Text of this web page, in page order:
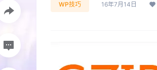
WP技巧 16年7月14日